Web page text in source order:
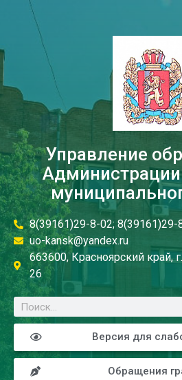
Управление
8(39161)29-8-02; 8(39161)29-
uo-kansk@yandex.ru
663600, Красноярский край,
26
Версия для
Обращения